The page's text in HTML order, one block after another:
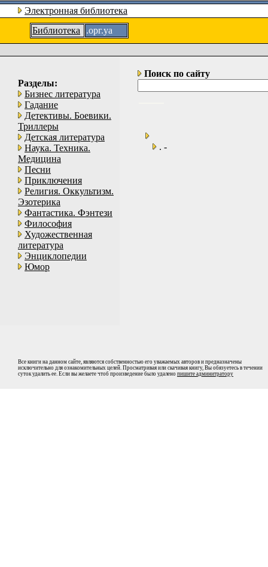
Электронная библиотека
Библиотека
.орг.уа
Разделы:
Бизнес литература
Гадание
Детективы. Боевики.
Триллеры
Детская литература
Наука. Техника.
Медицина
Песни
Приключения
Религия. Оккультизм.
Эзотерика
Фантастика. Фэнтези
Философия
Художественная
литература
Энциклопедии
Юмор
Поиск по сайту
. -
Все книги на данном сайте, являются собственностью его уважаемых авторов и предназначены
исключительно для ознакомительных целей. Просматривая или скачивая книгу, Вы обязуетесь в течении
суток удалить ее. Если вы желаете чтоб произведение было удалено пишите админитратору